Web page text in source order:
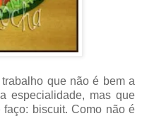
que não é bem a
especialidade, mas que
biscuit. Como não é